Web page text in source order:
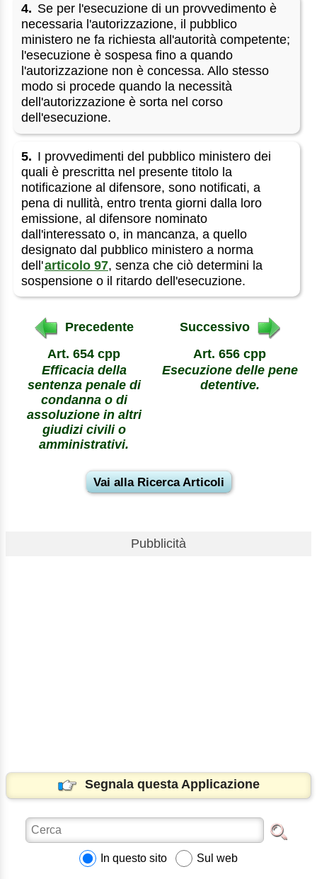
4. Se per l'esecuzione di un provvedimento è
necessaria l'autorizzazione, il pubblico
ministero ne fa richiesta all'autorità competente;
l'esecuzione è sospesa fino a quando
l'autorizzazione non è concessa. Allo stesso
modo si procede quando la necessità
dell'autorizzazione è sorta nel corso
dell'esecuzione.
5. I provvedimenti del pubblico ministero dei
quali è prescritta nel presente titolo la
notificazione al difensore, sono notificati, a
pena di nullità, entro trenta giorni dalla loro
emissione, al difensore nominato
dall'interessato o, in mancanza, a quello
designato dal pubblico ministero a norma
dell'articolo 97, senza che ciò determini la
sospensione o il ritardo dell'esecuzione.
Precedente
Art. 654 cpp
Efficacia della
sentenza penale di
condanna o di
assoluzione in altri
giudizi civili o
amministrativi.
Successivo
Art. 656 cpp
Esecuzione delle pene
detentive.
Vai alla Ricerca Articoli
Pubblicità
Segnala questa Applicazione
In questo sito Sul web